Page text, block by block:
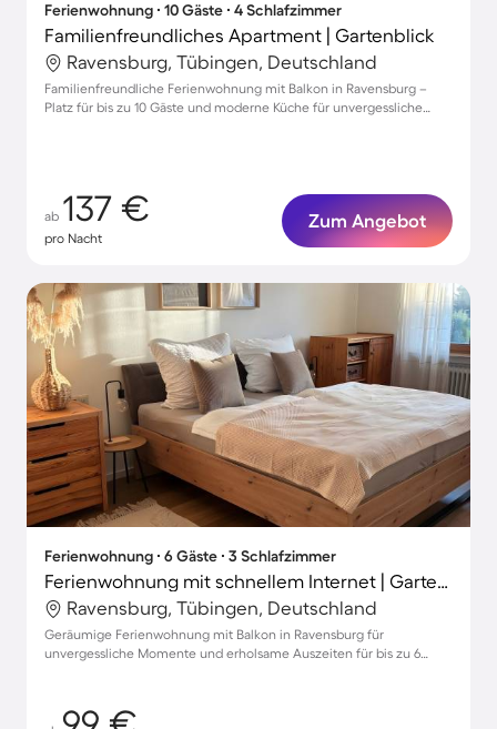
Ferienwohnung ∙ 10 Gäste ∙ 4 Schlafzimmer
Familienfreundliches Apartment | Gartenblick
Ravensburg, Tübingen, Deutschland
Familienfreundliche Ferienwohnung mit Balkon in Ravensburg –
Platz für bis zu 10 Gäste und moderne Küche für unvergessliche
ab 137 €
pro Nacht
Zum Angebot
Ferienwohnung ∙ 6 Gäste ∙ 3 Schlafzimmer
Ferienwohnung mit schnellem Internet | Gartenblick
Ravensburg, Tübingen, Deutschland
Geräumige Ferienwohnung mit Balkon in Ravensburg für
unvergessliche Momente und erholsame Auszeiten für bis zu 6